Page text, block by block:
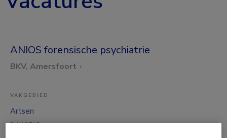
ANIOS forensische psychiatrie
BKV, Amersfoort
VAKGEBIED
Artsen
FUNCTIE